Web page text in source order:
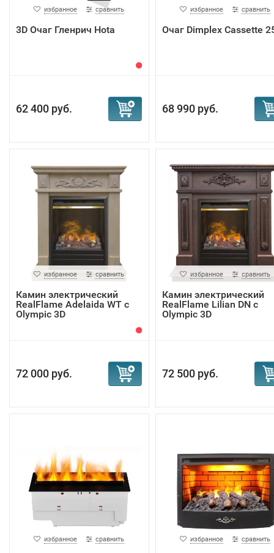
избранное сравнить
3D Очаг Гленрич Hota
62 400 руб.
избранное сравнить
Очаг Dimplex Cassette
68 990 руб.
избранное сравнить
Камин электрический
RealFlame Adelaida WT с
Olympic 3D
72 000 руб.
избранное сравнить
Камин электрический
RealFlame Lilian DN с
Olympic 3D
72 500 руб.
избранное сравнить избранное сравнить